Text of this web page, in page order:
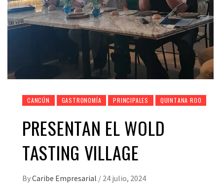
CANCÚN GASTRONOMÍA PRINCIPALES QUINTANA ROO
PRESENTAN EL WOLD
TASTING VILLAGE
ByCaribe Empresarial / 24 julio, 2024